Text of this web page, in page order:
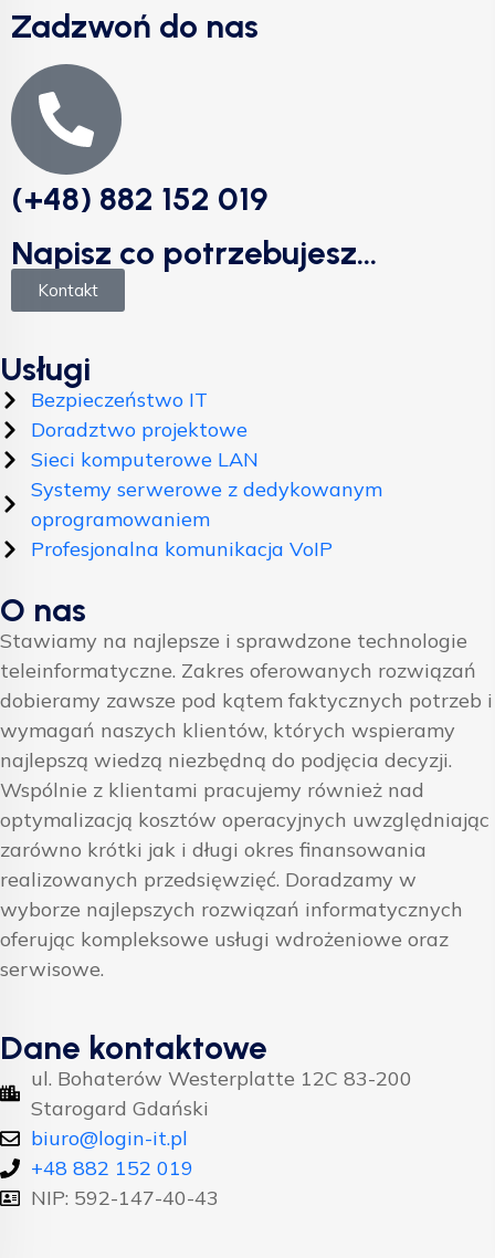
Zadzwoń do nas
(+48) 882 152 019
Napisz co potrzebujesz...
Kontakt
Usługi
Bezpieczeństwo IT
Doradztwo projektowe
Sieci komputerowe LAN
Systemy serwerowe z dedykowanym
oprogramowaniem
Profesjonalna komunikacja VoIP
O nas
Stawiamy na najlepsze i sprawdzone technologie
teleinformatyczne. Zakres oferowanych rozwiązań
dobieramy zawsze pod kątem faktycznych potrzeb i
wymagań naszych klientów, których wspieramy
najlepszą wiedzą niezbędną do podjęcia decyzji.
Wspólnie z klientami pracujemy również nad
optymalizacją kosztów operacyjnych uwzględniając
zarówno krótki jak i długi okres finansowania
realizowanych przedsięwzięć. Doradzamy w
wyborze najlepszych rozwiązań informatycznych
oferując kompleksowe usługi wdrożeniowe oraz
serwisowe.
Dane kontaktowe
ul. Bohaterów Westerplatte 12C 83-200
Starogard Gdański
biuro@login-it.pl
+48 882 152 019
NIP: 592-147-40-43